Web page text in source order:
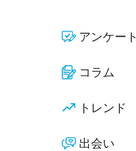
アンケート
コラム
トレンド
出会い